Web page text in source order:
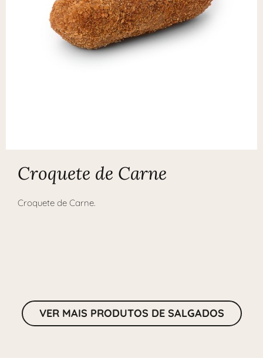
Croquete de Carne
Croquete de Carne.
VER MAIS PRODUTOS DE SALGADOS